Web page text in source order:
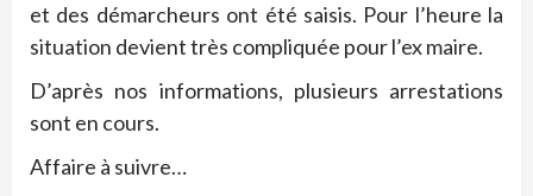
et des démarcheurs ont été saisis. Pour l’heure la
situation devient très compliquée pour l’ex maire.
D’après nos informations, plusieurs arrestations
sont en cours.
Affaire à suivre…